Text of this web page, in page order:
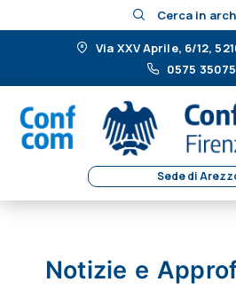
Cerca in
Via XXV Aprile, 6/12,
0575
Sede di
Notizie e